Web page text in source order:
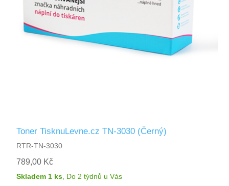
Toner TisknuLevne.cz TN-3030 (Černý)
RTR-TN-3030
789,00 Kč
Skladem 1 ks, Do 2 týdnů u Vás